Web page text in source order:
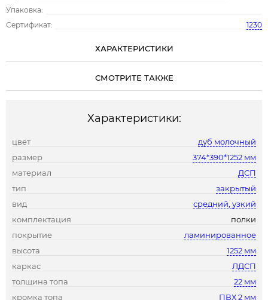
Упаковка:
Сертификат:
1230
ХАРАКТЕРИСТИКИ
СМОТРИТЕ ТАКЖЕ
Характеристики:
цвет
дуб молочный
размер
374*390*1252 мм
материал
ДСП
тип
закрытый
вид
средний, узкий
комплектация
полки
покрытие
ламинированное
высота
1252 мм
каркас
ЛДСП
толщина топа
22 мм
кромка топа
ПВХ 2 мм